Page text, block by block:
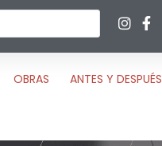
OBRAS ANTES Y DESPUÉS